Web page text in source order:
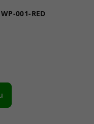
001-RED